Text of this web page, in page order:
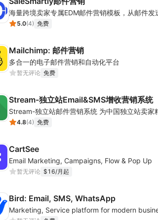
5.0(4) 免费
Mailchimp: 邮件营销
多合一的电子邮件营销和自动化平台
暂无评论 免费
Stream-独立站Email&SMS增收营销系统
4.8(4) 免费
CartSee
Email Marketing, Campaigns, Flow & Pop Up
暂无评论 $16/月起
Bird: Email, SMS, WhatsApp